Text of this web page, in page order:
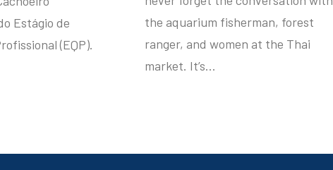
Estágio de
(EQP).
the aquarium fisherman, forest
ranger, and women at the Thai
market. It’s…